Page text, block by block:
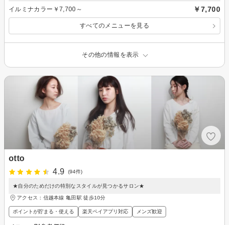
イルミナカラー￥7,700～ ￥7,700
すべてのメニューを見る
その他の情報を表示
otto
4.9
(94件)
★自分のためだけの特別なスタイルが見つかるサロン★
アクセス：信越本線 亀田駅 徒歩10分
ポイントが貯まる・使える 楽天ペイアプリ対応 メンズ歓迎